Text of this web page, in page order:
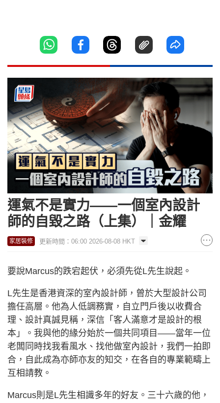
運氣不是實力——一個室內設計
師的自毀之路（上集）｜金耀
家居裝修 更新時間：06:00 2026-08-08 HKT
要說Marcus的跌宕起伏，必須先從L先生說起。
L先生是香港資深的室內設計師，曾於大型設計公司
擔任高層。他為人低調務實，自立門戶後以收費合
理、設計真誠見稱，深信「客人滿意才是設計的根
本」。我與他的緣分始於一個共同項目——當年一位
老闆同時找我看風水、找他做室內設計，我們一拍即
合，自此成為亦師亦友的知交，在各自的專業範疇上
互相請教。
Marcus則是L先生相識多年的好友。三十六歲的他，